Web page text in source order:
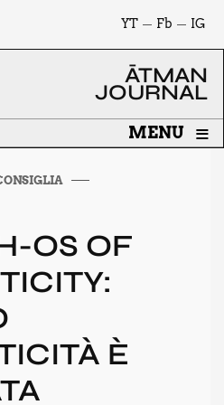
IG
Fb
YT
ĀTMAN
JOURNAL
MENU ≡
OS OF
È